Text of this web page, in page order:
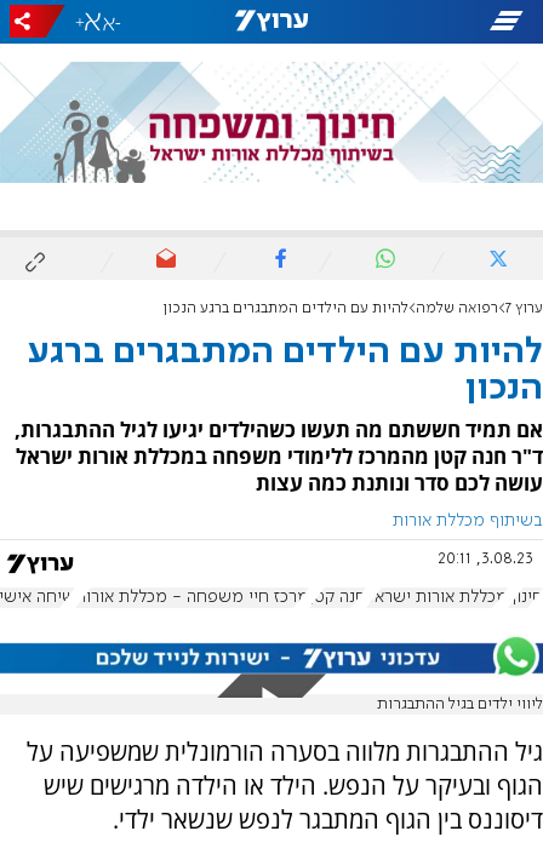
-
+
ערוץ 7 רפואה שלמה להיות עם הילדים המתבגרים ברגע הנכון
להיות עם הילדים המתבגרים ברגע
הנכון
אם תמיד חששתם מה תעשו כשהילדים יגיעו לגיל ההתבגרות,
ד"ר חנה קטן מהמרכז ללימודי משפחה במכללת אורות ישראל
עושה לכם סדר ונותנת כמה עצות
בשיתוף מכללת אורות
3.08.23, 20:11
חינוך מכללת אורות ישראל חנה קטן מרכז חיי משפחה - מכללת אורות שיחה
ליווי ילדים בגיל ההתבגרות
גיל ההתבגרות מלווה בסערה הורמונלית שמשפיעה על
הגוף ובעיקר על הנפש. הילד או הילדה מרגישים שיש
דיסוננס בין הגוף המתבגר לנפש שנשאר ילדי.